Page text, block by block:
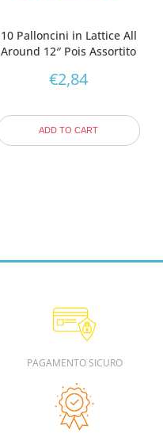
10 Palloncini in Lattice All
Around 12″ Pois Assortito
€2,84
ADD TO CART
PAGAMENTO SICURO